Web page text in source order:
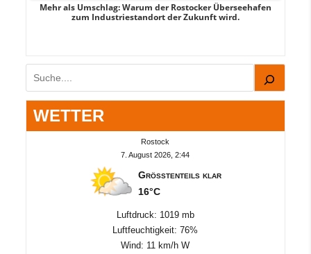
Mehr als Umschlag: Warum der Rostocker Überseehafen
zum Industriestandort der Zukunft wird.
Suchen
WETTER
Rostock
7. August 2026, 2:44
Größtenteils klar
16°C
Luftdruck: 1019 mb
Luftfeuchtigkeit: 76%
Wind: 11 km/h W